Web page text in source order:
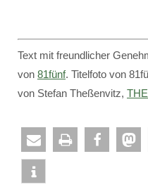
Text mit freundlicher
von 81fünf. Titelfoto von
von Stefan Theßenvitz,